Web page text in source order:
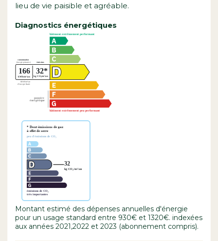
lieu de vie paisible et agréable.
Diagnostics énergétiques
Montant estimé des dépenses annuelles d'énergie
pour un usage standard entre 930€ et 1320€. indexées
aux années 2021,2022 et 2023 (abonnement compris).